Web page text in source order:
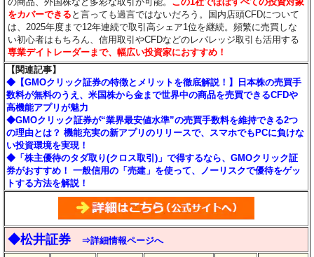
をカバーできる と言っても過言ではないだろう。国内店頭CFDについて
は、2025年度まで12年連続で取引高シェア1位を継続。頻繁に売買しな
い初心者はもちろん、信用取引やCFDなどのレバレッジ取引も活用する
専業デイトレーダーまで、幅広い投資家におすすめ！
【関連記事】
◆【GMOクリック証券の特徴とメリットを徹底解説！】日本株の売買手
数料が無料のうえ、米国株から金まで世界中の商品を売買できるCFDや
高機能アプリが魅力
◆GMOクリック証券が“業界最安値水準”の売買手数料を維持できる2つ
の理由とは？ 機能充実の新アプリのリリースで、スマホでもPCに負けな
い投資環境を実現！
◆「株主優待のタダ取り(クロス取引)」で得するなら、GMOクリック証
券がおすすめ！ 一般信用の「売建」を使って、ノーリスクで優待をゲッ
トする方法を解説！
◆松井証券 ⇒詳細情報ページへ